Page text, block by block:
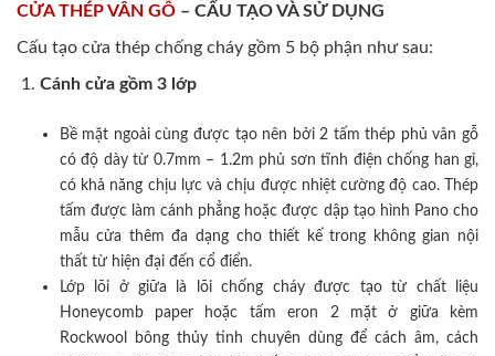
CỬA THÉP VÂN GỖ – CẤU TẠO VÀ SỬ DỤNG
Cấu tạo cửa thép chống cháy gồm 5 bộ phận như sau:
Cánh cửa gồm 3 lớp
Bề mặt ngoài cùng được tạo nên bởi 2 tấm thép phủ vân gỗ
có độ dày từ 0.7mm – 1.2m phủ sơn tĩnh điện chống han gỉ,
có khả năng chịu lực và chịu được nhiệt cường độ cao. Thép
tấm được làm cánh phẳng hoặc được dập tạo hình Pano cho
mẫu cửa thêm đa dạng cho thiết kế trong không gian nội
thất từ hiện đại đến cổ điển.
Lớp lõi ở giữa là lõi chống cháy được tạo từ chất liệu
Honeycomb paper hoặc tấm eron 2 mặt ở giữa kèm
Rockwool bông thủy tinh chuyên dùng để cách âm, cách